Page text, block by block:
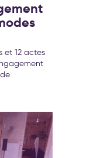
et 12 actes